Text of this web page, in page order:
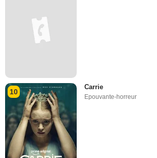
10
Carrie
Epouvante-horreur